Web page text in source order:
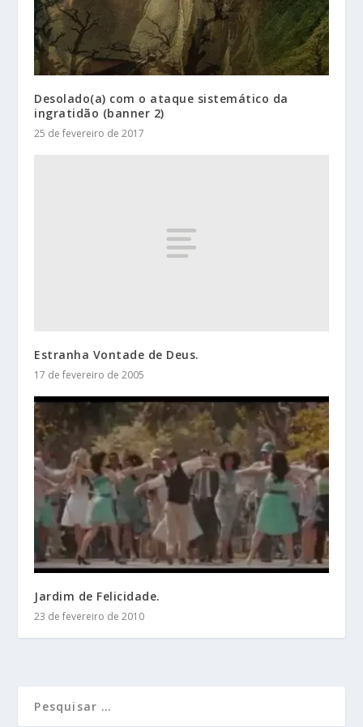
Desolado(a) com o ataque sistemático da
ingratidão (banner 2)
25 de fevereiro de 2017
Estranha Vontade de Deus.
17 de fevereiro de 2005
Jardim de Felicidade.
23 de fevereiro de 2010